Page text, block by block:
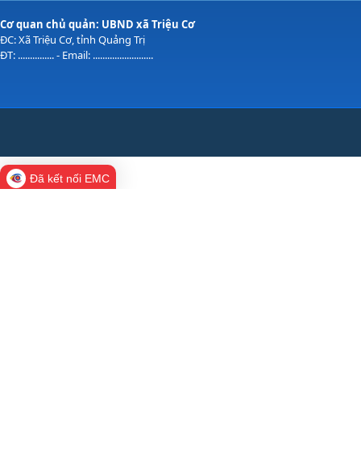
Cơ quan chủ quản: UBND xã Triệu Cơ
ĐC: Xã Triệu Cơ, tỉnh Quảng Trị
ĐT: ............... - Email: .........................
Đã kết nối EMC